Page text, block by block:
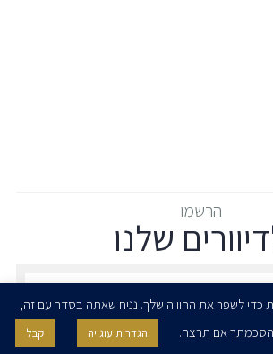
הרשמו
שלנו
פוקס, נאמן ושות' לשלוח לי ניוזלטרים,
כדי לשפר את החוויה שלך. נניח שאתה בסדר עם זה,
אם תרצה.
הגדרות עוגייה קבל